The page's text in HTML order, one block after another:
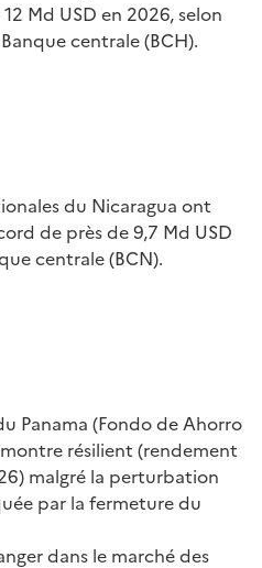
Md USD en 2026, selon
centrale (BCH).
du Nicaragua ont
de près de 9,7 Md USD
centrale (BCN).
Panama (Fondo de Ahorro
montre résilient (rendement
malgré la perturbation
par la fermeture du
dans le marché des